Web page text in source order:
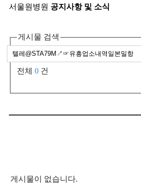
서울원병원 공지사항 및 소식
게시물 검색
전체 0 건
게시물이 없습니다.